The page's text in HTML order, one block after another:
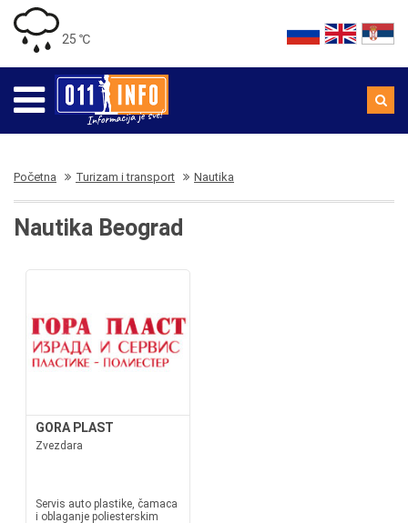
25 ℃
Početna Turizam i transport Nautika
Nautika Beograd
GORA PLAST
Zvezdara
Servis auto plastike, čamaca
i oblaganje poliesterskim